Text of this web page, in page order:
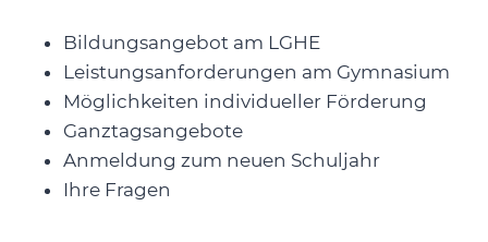
Bildungsangebot am LGHE
Leistungsanforderungen am Gymnasium
Möglichkeiten individueller Förderung
Ganztagsangebote
Anmeldung zum neuen Schuljahr
Ihre Fragen